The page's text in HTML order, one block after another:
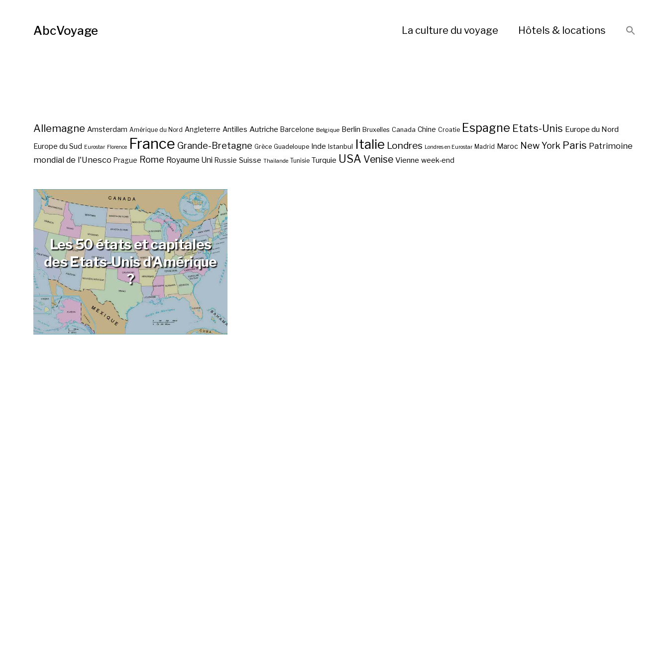
AbcVoyage La culture du voyage Hôtels & locations
Allemagne Amsterdam Amérique du Nord Angleterre Antilles Autriche Barcelone Belgique Berlin Bruxelles Canada Chine Croatie Espagne Etats-Unis Europe du Nord
Europe du Sud Eurostar Florence France Grande-Bretagne Grèce Guadeloupe Inde Istanbul Italie Londres Londres en Eurostar Madrid Maroc New York Paris Patrimoine
mondial de l'Unesco Prague Rome Royaume Uni Russie Suisse Thaïlande Tunisie Turquie USA Venise Vienne week-end
Les 50 états et capitales
des Etats-Unis d’Amérique
?